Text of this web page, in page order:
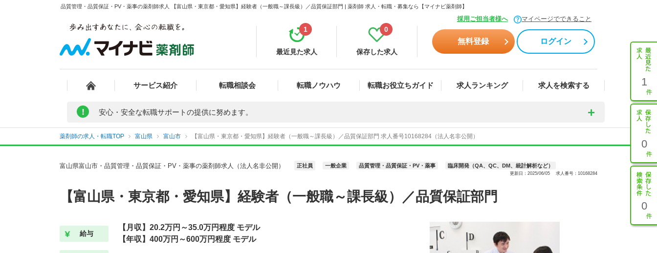
品質管理・品質保証・PV・薬事の薬剤師求人 【富山県・東京都・愛知県】経験者（一般職～課長級）／品質保証部門 | 薬剤師 求人・転職・募集なら【マイナビ薬剤師】
採用ご担当者様へ マイページでできること
最近見た求人
1
保存した求人
0
無料登録 ログイン
サービス紹介 転職相談会 転職ノウハウ 転職お役立ちガイド 求人ランキング 求人を検索する 1
0
0
! 安心・安全な転職サポートの提供に努めます。
薬剤師の求人・転職TOP 富山県 富山市 【富山県・東京都・愛知県】経験者（一般職～課長級）／品質保証部門 求人番号10168284（法人名非公開）
富山県富山市・品質管理・品質保証・PV・薬事の薬剤師求人（法人名非公開） 正社員 一般企業 品質管理・品質保証・PV・薬事 臨床開発（QA、QC、DM、統計解析など）
更新日：2025/06/05 求人番号：10168284
【富山県・東京都・愛知県】経験者（一般職～課長級）／品質保証部門
給与
【月収】20.2万円～35.0万円程度 モデル
【年収】400万円～600万円程度 モデル